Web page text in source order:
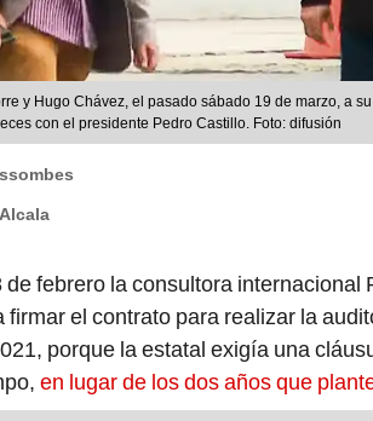
y Hugo Chávez, el pasado sábado 19 de marzo, a
con el presidente Pedro Castillo. Foto: difusión
de febrero la consultora internacional
firmar el contrato para realizar la
porque la estatal exigía una
en lugar de los dos años que